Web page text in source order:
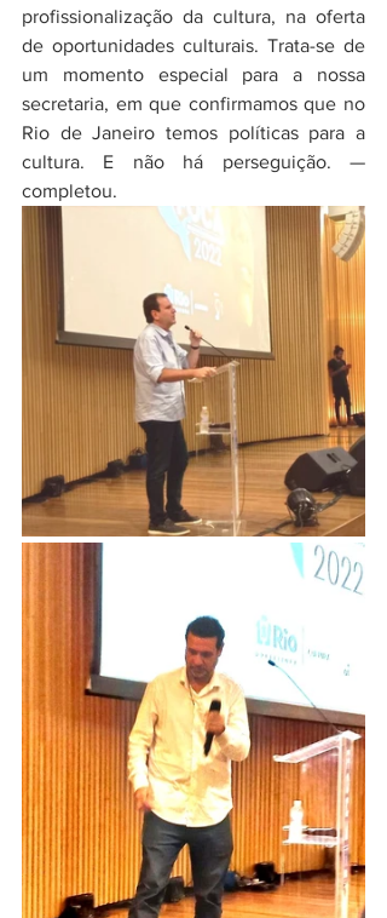
profissionalização da cultura, na oferta
de oportunidades culturais. Trata-se de
um momento especial para a nossa
secretaria, em que confirmamos que no
Rio de Janeiro temos políticas para a
cultura. E não há perseguição. —
completou.